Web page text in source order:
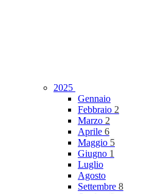
2025
Gennaio
Febbraio 2
Marzo 2
Aprile 6
Maggio 5
Giugno 1
Luglio
Agosto
Settembre 8